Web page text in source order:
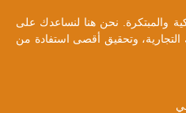
والمبتكرة. نحن هنا لنساعدك على
وتحقيق أقصى استفادة من